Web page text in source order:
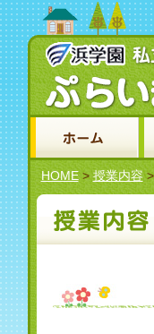
HOME>授業内容>